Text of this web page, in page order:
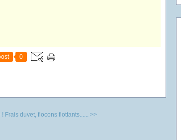
0
! Frais duvet, flocons flottants...... >>